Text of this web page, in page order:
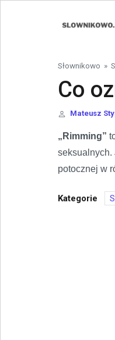
Słownikowo »
Co
Mateusz
„Rimming”
seksualnych.
potocznej w
Kategorie